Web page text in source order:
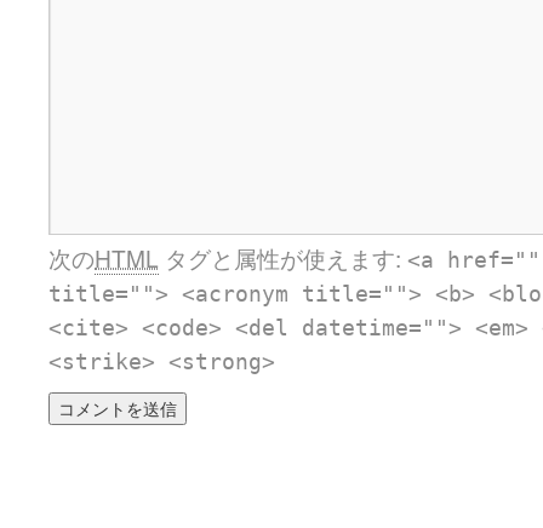
次のHTML タグと属性が使えます: <a
title=""> <acronym title=""> <b>
<cite> <code> <del datetime="">
<strike> <strong>